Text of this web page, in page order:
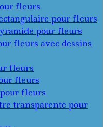
fleurs
pour fleurs
pour fleurs
fleurs avec dessins
fleurs
fleurs
fleurs
transparente pour